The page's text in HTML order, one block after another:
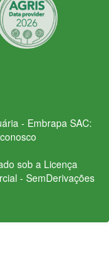
- Embrapa SAC:
sob a Licença
- SemDerivações